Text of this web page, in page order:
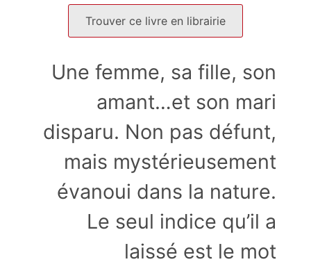
Trouver ce livre en librairie
Une femme, sa fille, son
amant…et son mari
disparu. Non pas défunt,
mais mystérieusement
évanoui dans la nature.
Le seul indice qu’il a
laissé est le mot